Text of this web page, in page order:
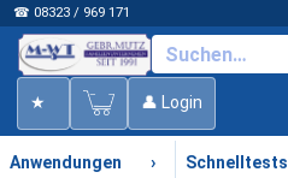
☎ 08323 / 969 171
★ 👤 Login
Anwendungen › Schnelltests